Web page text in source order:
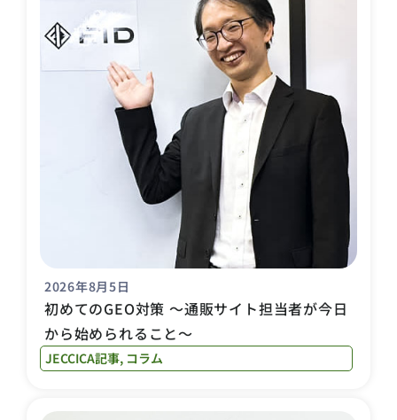
2026年8月5日
初めてのGEO対策 〜通販サイト担当者が今日
から始められること〜
JECCICA記事, コラム